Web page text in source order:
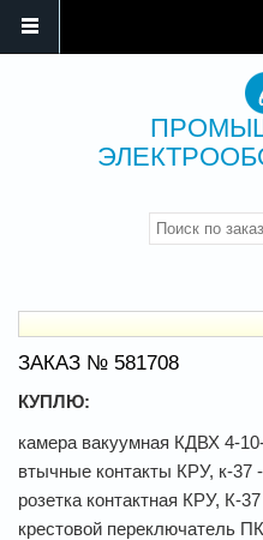
Введите
ЗАКАЗ № 581708
КУПЛЮ:
камера вакуумная КДВХ 4-
втычные контакты КРУ, к-37
розетка контактная КРУ, К-
крестовой переключатель